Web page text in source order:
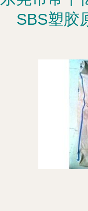
SBS塑胶